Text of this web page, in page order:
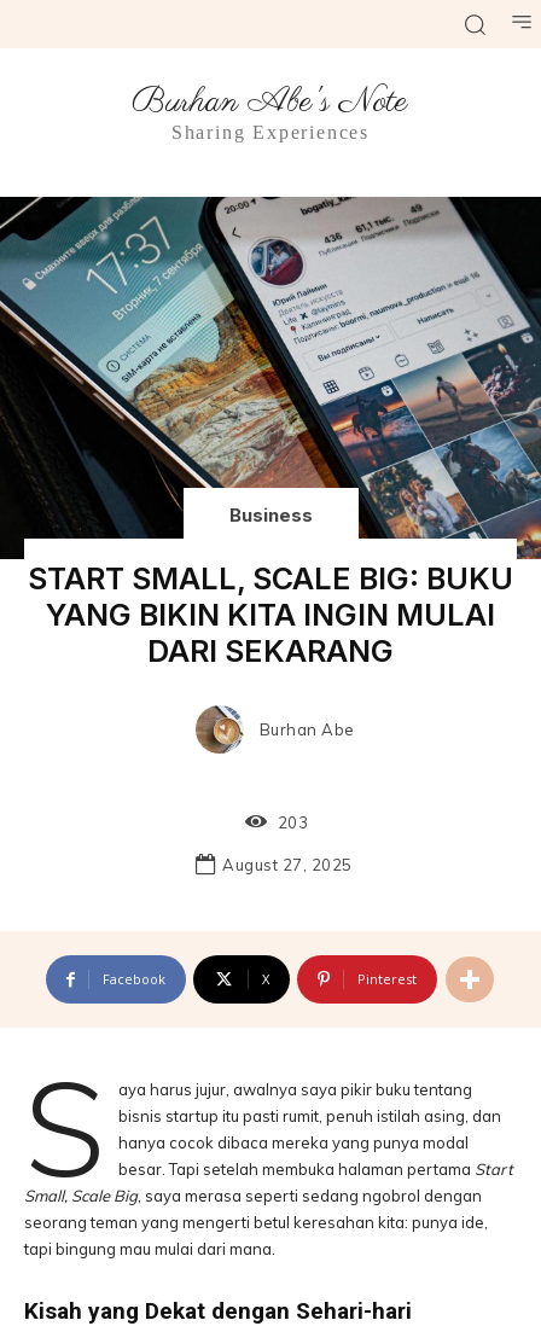
Burhan Abe's Note
Sharing Experiences
Business
START SMALL, SCALE BIG: BUKU
YANG BIKIN KITA INGIN MULAI
DARI SEKARANG
Burhan Abe
203
August 27, 2025
Facebook X Pinterest
S
aya harus jujur, awalnya saya pikir buku tentang
bisnis startup itu pasti rumit, penuh istilah asing, dan
hanya cocok dibaca mereka yang punya modal
besar. Tapi setelah membuka halaman pertama Start
Small, Scale Big, saya merasa seperti sedang ngobrol dengan
seorang teman yang mengerti betul keresahan kita: punya ide,
tapi bingung mau mulai dari mana.
Kisah yang Dekat dengan Sehari-hari